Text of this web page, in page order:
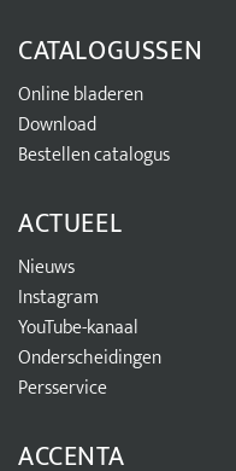
CATALOGUSSEN
Online bladeren
Download
Bestellen catalogus
ACTUEEL
Nieuws
Instagram
YouTube-kanaal
Onderscheidingen
Persservice
ACCENTA